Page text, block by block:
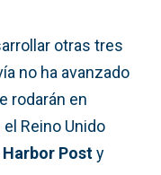
otras tres
no ha avanzado
rodarán en
Reino Unido
Harbor Posty